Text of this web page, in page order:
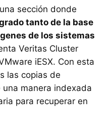
sección donde
tanto de la base
de los sistemas
Veritas Cluster
iESX. Con esta
las copias de
manera indexada
para recuperar en